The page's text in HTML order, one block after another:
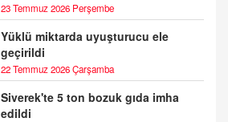
23 Temmuz 2026 Perşembe
Yüklü miktarda uyuşturucu ele
geçirildi
22 Temmuz 2026 Çarşamba
Siverek'te 5 ton bozuk gıda imha
edildi